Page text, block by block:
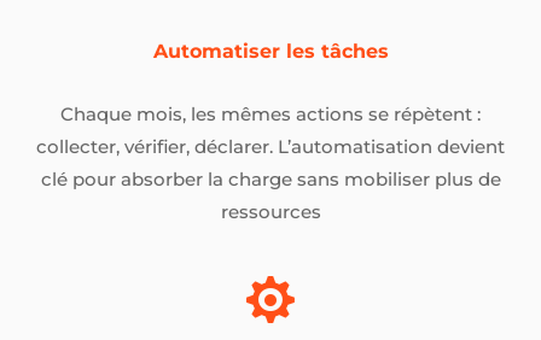
Automatiser les tâches
Chaque mois, les mêmes actions se répètent :
collecter, vérifier, déclarer. L’automatisation devient
clé pour absorber la charge sans mobiliser plus de
ressources
